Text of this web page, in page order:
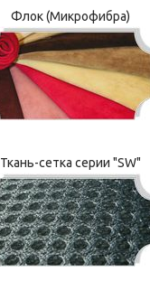
Флок (Микрофибра)
Ткань-сетка серии "SW"